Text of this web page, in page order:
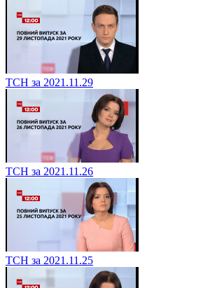
ТСН за 2021.11.29
ТСН за 2021.11.26
ТСН за 2021.11.25